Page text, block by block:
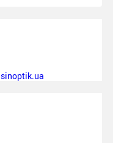
sinoptik.ua